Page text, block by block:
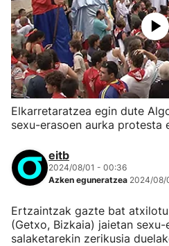
Elkarretaratzea egin dute
sexu-erasoen aurka protesta
eitb
2024/08/01 - 00:36
Azken eguneratzea 2024/08/
Ertzaintzak gazte bat
(Getxo, Bizkaia) jaietan
salaketarekin zerikusia